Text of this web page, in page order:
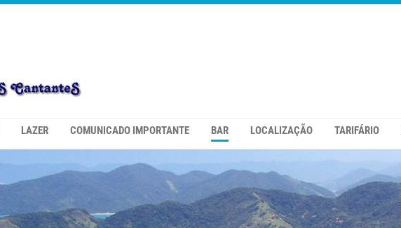
LAZER COMUNICADO IMPORTANTE BAR LOCALIZAÇÃO TARIFÁRIO